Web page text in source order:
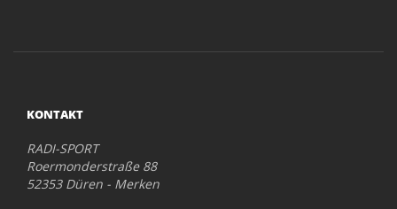
KONTAKT
RADI-SPORT
Roermonderstraße 88
52353 Düren - Merken